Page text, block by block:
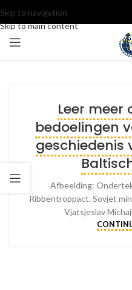
Skip to navigation
Skip to main content
Leer meer
bedoelingen
geschiedenis
Afbeelding:
Ribbentroppact. Sovjet
Vjatsjeslav